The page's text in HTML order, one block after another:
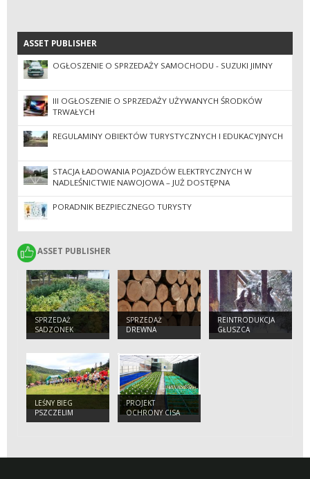
ASSET PUBLISHER
ASSET PUBLISHER
OGŁOSZENIE O SPRZEDAŻY SAMOCHODU - SUZUKI JIMNY
III OGŁOSZENIE O SPRZEDAŻY UŻYWANYCH ŚRODKÓW
TRWAŁYCH
REGULAMINY OBIEKTÓW TURYSTYCZNYCH I EDUKACYJNYCH
STACJA ŁADOWANIA POJAZDÓW ELEKTRYCZNYCH W
NADLEŚNICTWIE NAWOJOWA – JUŻ DOSTĘPNA
PORADNIK BEZPIECZNEGO TURYSTY
ASSET PUBLISHER
ASSET PUBLISHER
SPRZEDAŻ
SADZONEK
SPRZEDAŻ
DREWNA
REINTRODUKCJA
GŁUSZCA
LEŚNY BIEG
PSZCZELIM
SZLAKIEM
PROJEKT
OCHRONY CISA